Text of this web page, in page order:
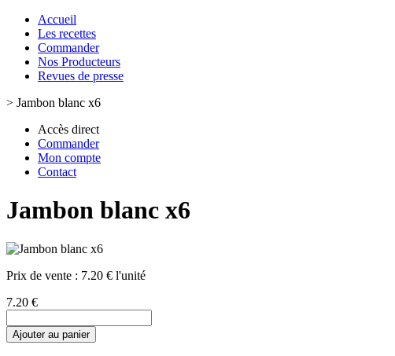
Accueil
Les recettes
Commander
Nos Producteurs
Revues de presse
> Jambon blanc x6
Accès direct
Commander
Mon compte
Contact
Jambon blanc x6
Prix de vente : 7.20 € l'unité
7.20 €
Ajouter au panier